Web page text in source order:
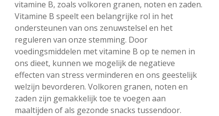
vitamine B, zoals volkoren granen, noten en zaden.
Vitamine B speelt een belangrijke rol in het
ondersteunen van ons zenuwstelsel en het
reguleren van onze stemming. Door
voedingsmiddelen met vitamine B op te nemen in
ons dieet, kunnen we mogelijk de negatieve
effecten van stress verminderen en ons geestelijk
welzijn bevorderen. Volkoren granen, noten en
zaden zijn gemakkelijk toe te voegen aan
maaltijden of als gezonde snacks tussendoor.